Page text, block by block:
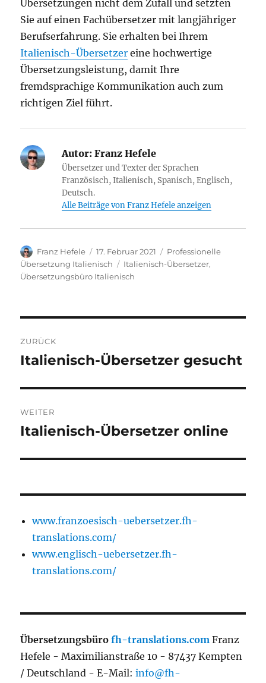
Übersetzungen nicht dem Zufall und setzten
Sie auf einen Fachübersetzer mit langjähriger
Berufserfahrung. Sie erhalten bei Ihrem
Italienisch-Übersetzer eine hochwertige
Übersetzungsleistung, damit Ihre
fremdsprachige Kommunikation auch zum
richtigen Ziel führt.
Autor: Franz Hefele
Übersetzer und Texter der Sprachen
Französisch, Italienisch, Spanisch, Englisch,
Deutsch.
Alle Beiträge von Franz Hefele anzeigen
Autor
Franz Hefele
Veröffentlicht
am
17. Februar 2021 Kategorien
Professionelle
Übersetzung Italienisch
Schlagwörter
Italienisch-Übersetzer,
Übersetzungsbüro Italienisch
ZURÜCK
Vorheriger
Italienisch-Übersetzer gesucht
WEITER
Nächster
Italienisch-Übersetzer online
www.franzoesisch-uebersetzer.fh-
translations.com/
www.englisch-uebersetzer.fh-
translations.com/
Übersetzungsbürofh-translations.com Franz
Hefele - Maximilianstraße 10 - 87437 Kempten
/ Deutschland - E-Mail:info@fh-